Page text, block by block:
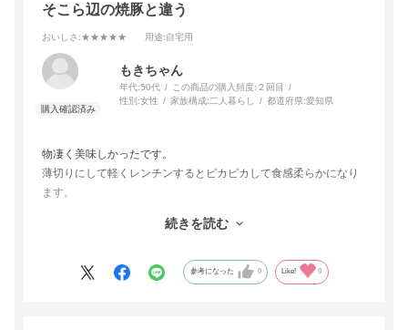
そこら辺の焼豚と違う
おいしさ :★★★★★ 用途:自宅用
もきちゃん
年代:50代 この商品の購入頻度: ２回目
性別:女性 家族構成:二人暮らし 都道府県:愛知県
物凄く美味しかったです。
薄切りにして軽くレンチンするとピカピカして食感柔らかになり
ます。
おかずにも、つまみにも、お弁当にも、チャーハンにも、ラーメ
続きを読む
参考になった 0 Like! 0